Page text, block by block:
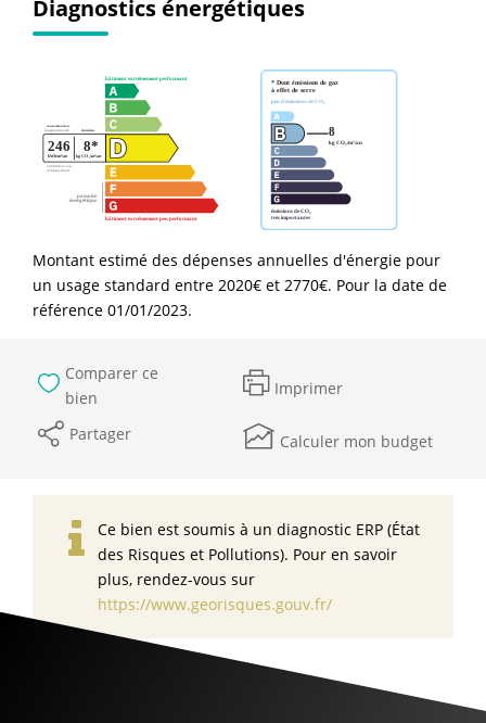
Diagnostics énergétiques
Montant estimé des dépenses annuelles d'énergie pour
un usage standard entre 2020€ et 2770€. Pour la date de
référence 01/01/2023.
Comparer ce
bien
Imprimer
Partager Calculer mon budget
Ce bien est soumis à un diagnostic ERP (État
des Risques et Pollutions). Pour en savoir
plus, rendez-vous sur
https://www.georisques.gouv.fr/